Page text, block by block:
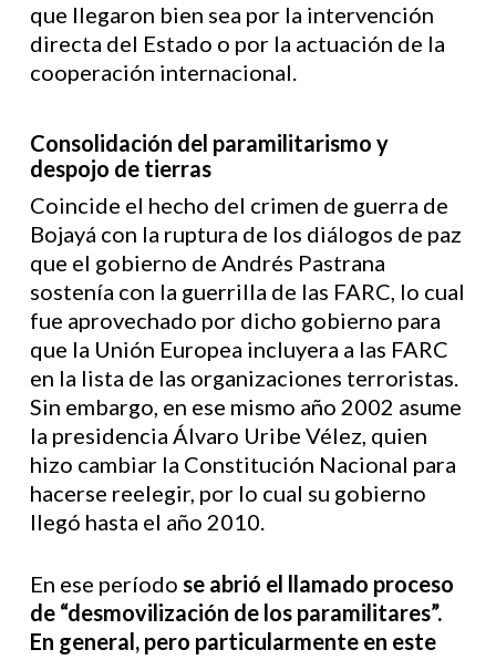
que llegaron bien sea por la intervención
directa del Estado o por la actuación de la
cooperación internacional.
Consolidación del paramilitarismo y
despojo de tierras
Coincide el hecho del crimen de guerra de
Bojayá con la ruptura de los diálogos de paz
que el gobierno de Andrés Pastrana
sostenía con la guerrilla de las FARC, lo cual
fue aprovechado por dicho gobierno para
que la Unión Europea incluyera a las FARC
en la lista de las organizaciones terroristas.
Sin embargo, en ese mismo año 2002 asume
la presidencia Álvaro Uribe Vélez, quien
hizo cambiar la Constitución Nacional para
hacerse reelegir, por lo cual su gobierno
llegó hasta el año 2010.
En ese período se abrió el llamado proceso
de “desmovilización de los paramilitares”.
En general, pero particularmente en este